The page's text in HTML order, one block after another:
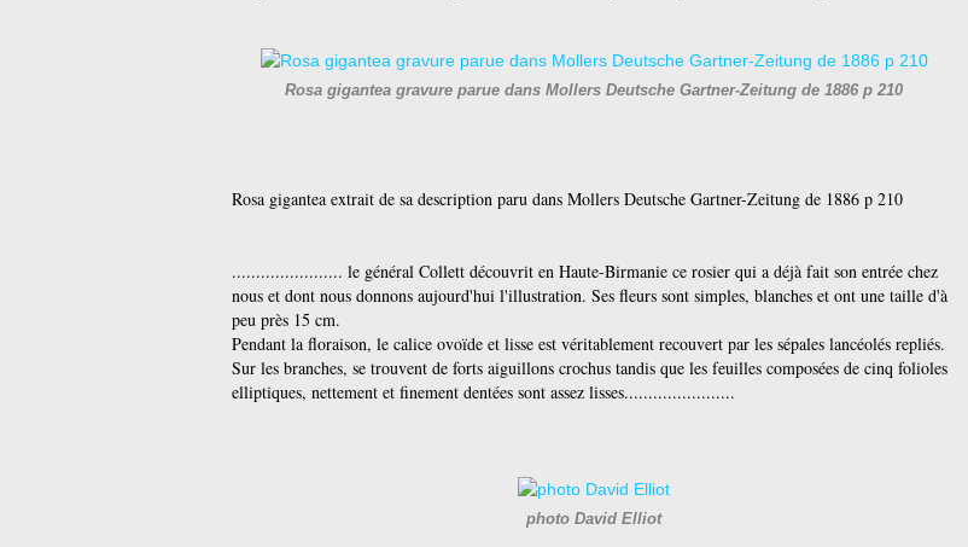
Rosa gigantea gravure parue dans Mollers Deutsche Gartner-Zeitung de 1886 p 210
Rosa gigantea extrait de sa description paru dans Mollers Deutsche Gartner-Zeitung de 1886 p 210
....................... le général Collett découvrit en Haute-Birmanie ce rosier qui a déjà fait son entrée chez
nous et dont nous donnons aujourd'hui l'illustration. Ses fleurs sont simples, blanches et ont une taille d'à
peu près 15 cm.
Pendant la floraison, le calice ovoïde et lisse est véritablement recouvert par les sépales lancéolés repliés.
Sur les branches, se trouvent de forts aiguillons crochus tandis que les feuilles composées de cinq folioles
elliptiques, nettement et finement dentées sont assez lisses.......................
photo David Elliot